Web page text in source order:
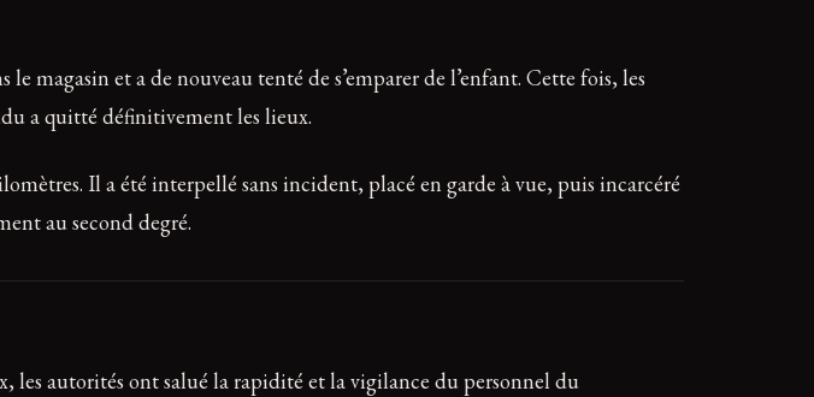
magasin et a de nouveau tenté de s’emparer de l’enfant. Cette fois, les
a quitté définitivement les lieux.
Il a été interpellé sans incident, placé en garde à vue, puis incarcéré
au second degré.
les autorités ont salué la rapidité et la vigilance du personnel du